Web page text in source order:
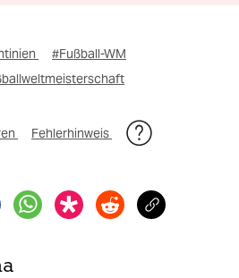
#Fußball-WM
Fehlerhinweis